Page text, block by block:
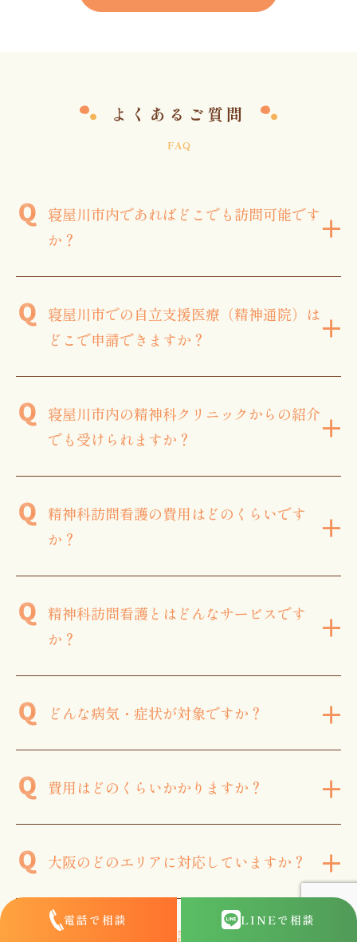
よくあるご質問
FAQ
寝屋川市内であればどこでも訪問可能です
か？
+
寝屋川市での自立支援医療（精神通院）は
どこで申請できますか？
+
寝屋川市内の精神科クリニックからの紹介
でも受けられますか？
+
精神科訪問看護の費用はどのくらいです
か？
+
精神科訪問看護とはどんなサービスです
か？
+
どんな病気・症状が対象ですか？ +
費用はどのくらいかかりますか？ +
大阪のどのエリアに対応していますか？ +
大阪で精神科訪問看護を利用するにはどう
電話で相談 LINEで相談